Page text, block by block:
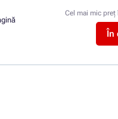
Cel mai mic
În